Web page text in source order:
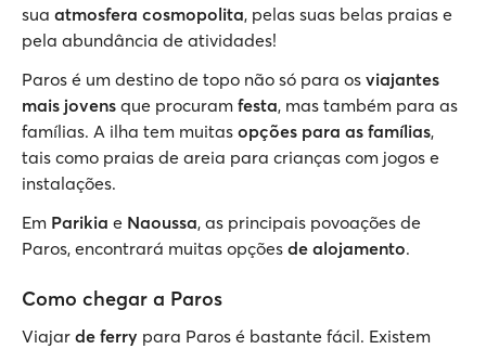
sua atmosfera cosmopolita, pelas suas belas praias e
pela abundância de atividades!
Paros é um destino de topo não só para os viajantes
mais jovens que procuram festa, mas também para as
famílias. A ilha tem muitas opções para as famílias,
tais como praias de areia para crianças com jogos e
instalações.
Em Parikia e Naoussa, as principais povoações de
Paros, encontrará muitas opções de alojamento.
Como chegar a Paros
Viajar de ferry para Paros é bastante fácil. Existem